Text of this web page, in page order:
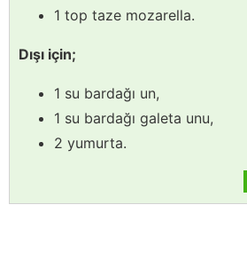
1 top taze mozarella.
Dışı için;
1 su bardağı un,
1 su bardağı galeta unu,
2 yumurta.